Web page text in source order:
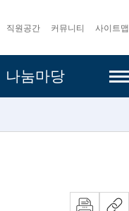
직원공간 커뮤니티 사이트맵
나눔마당